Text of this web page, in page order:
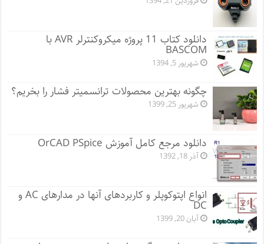
دانلود کتاب 11 پروژه میکروکنترلر AVR با
BASCOM
شهریور 5, 1394
چگونه بهترین محصولات ترانسمیتر فشار را بخریم؟
شهریور 25, 1399
دانلود مرجع کامل آموزش OrCAD PSpice
آذر 18, 1392
انواع اپتوکوپلر و کاربردهای آنها در مدارهای AC و
DC
آبان 20, 1399